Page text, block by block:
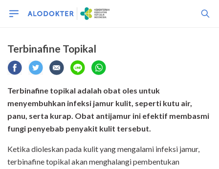
Terbinafine Topikal
Terbinafine topikal adalah obat oles untuk
menyembuhkan infeksi jamur kulit, seperti kutu air,
panu, serta kurap. Obat antijamur ini efektif membasmi
fungi penyebab penyakit kulit tersebut.
Ketika dioleskan pada kulit yang mengalami infeksi jamur,
terbinafine topikal akan menghalangi pembentukan